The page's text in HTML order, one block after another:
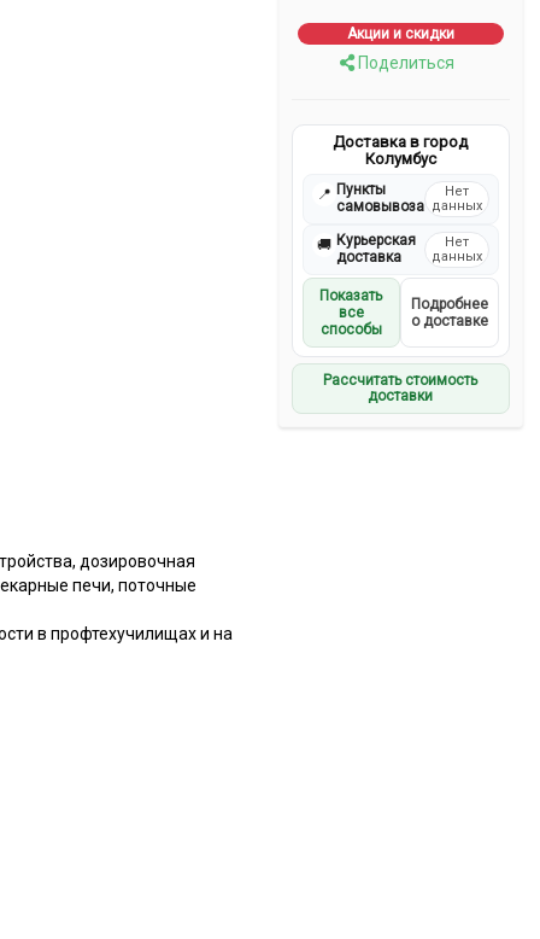
Акции и скидки
Поделиться
Доставка в город
Колумбус
📍 Пункты
самовывоза
Нет
данных
🚚 Курьерская
доставка
Нет
данных
Показать
все
способы
Подробнее
о доставке
Рассчитать стоимость
доставки
дозировочная
печи, поточные
в профтехучилищах и на